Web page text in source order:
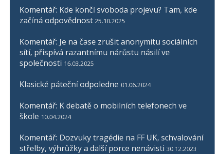
Komentář: Kde končí svoboda projevu? Tam, kde
začíná odpovědnost 25.10.2025
Komentář: Je na čase zrušit anonymitu sociálních
sítí, přispívá razantnímu nárůstu násilí ve
společnosti 16.03.2025
Klasické páteční odpoledne 01.06.2024
Komentář: K debatě o mobilních telefonech ve
škole 10.04.2024
Komentář: Dozvuky tragédie na FF UK, schvalování
střelby, výhrůžky a další porce nenávisti 30.12.2023